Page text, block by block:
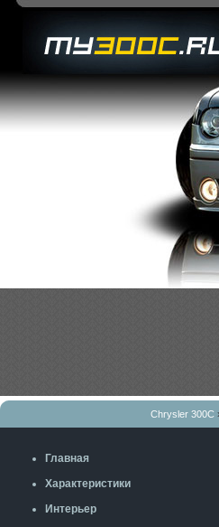
Chrysler 300C
Главная
Характеристики
Интерьер